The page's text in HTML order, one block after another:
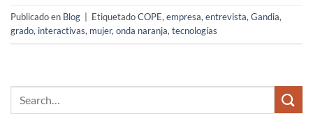
Publicado en Blog EtiquetadoCOPE, empresa, entrevista, Gandia,
grado, interactivas, mujer, onda naranja, tecnologías